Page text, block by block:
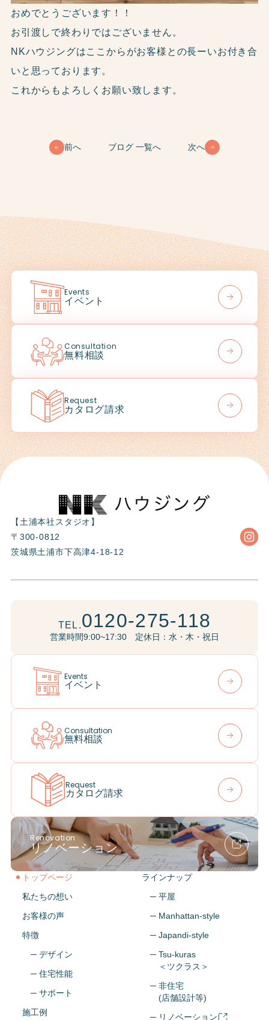
おめでとうございます！！
お引渡しで終わりではございません。
NKハウジングはここからがお客様との長ーいお付き合
いと思っております。
これからもよろしくお願い致します。
前へ ブログ 一覧へ 次へ
Events
イベント
Consultation
無料相談
Request
カタログ請求
【土浦本社スタジオ】
〒300-0812
茨城県土浦市下高津4-18-12
トップページ
私たちの想い
お客様の声
特徴
─ デザイン
─ 住宅性能
─ サポート
施工例
ラインナップ
─ 平屋
─ Manhattan-style
─ Japandi-style
─ Tsu-kuras
＜ツクラス＞
─ 非住宅
(店舗設計等)
─ リノベーション
TEL.0120-275-118
営業時間9:00~17:30 定休日：水・木・祝日
Events
イベント
Consultation
無料相談
Request
カタログ請求
Renovation
リノベーション